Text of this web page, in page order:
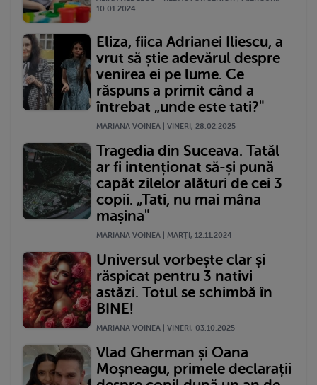
10.01.2024
Eliza, fiica Adrianei Iliescu, a
vrut să știe adevărul despre
venirea ei pe lume. Ce
răspuns a primit când a
întrebat „unde este tati?"
MARIANA VOINEA | VINERI, 28.02.2025
Tragedia din Suceava. Tatăl
ar fi intenționat să-și pună
capăt zilelor alături de cei 3
copii. „Tati, nu mai mâna
mașina"
MARIANA VOINEA | MARŢI, 12.11.2024
Universul vorbește clar și
răspicat pentru 3 nativi
astăzi. Totul se schimbă în
BINE!
MARIANA VOINEA | VINERI, 03.10.2025
Vlad Gherman și Oana
Moșneagu, primele declarații